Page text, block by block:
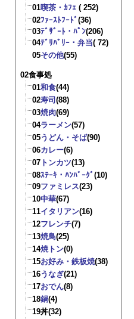
01喫茶・ｶﾌｪ ( 252)
02ﾌｧｰｽﾄﾌｰﾄﾞ(36)
03ﾃﾞｻﾞｰﾄ・ﾊﾟﾝ(206)
04ﾃﾞﾘﾊﾞﾘｰ・弁当( 72)
05その他(55)
02食事処
01和食(44)
02寿司 (88)
03焼肉(69)
04ラーメン(57)
05うどん・そば(90)
06カレー(6)
07 トンカツ(13)
08ｽﾃｰｷ・ﾊﾝﾊﾞｰｸﾞ(10)
09ファミレス(23)
10中華(67)
11イタリアン(16)
12フレンチ(7)
13焼鳥(25)
14焼トン(0)
15お好み・鉄板焼(38)
16うなぎ(21)
17おでん(8)
18鍋(4)
19丼(32)